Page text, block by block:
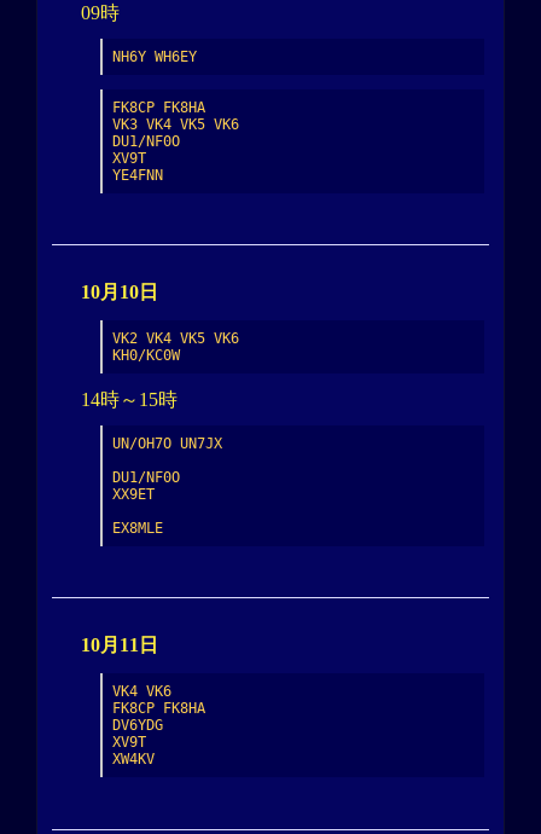
09時
NH6Y WH6EY
FK8CP FK8HA
VK3 VK4 VK5 VK6
DU1/NF0O
XV9T
YE4FNN
10月10日
VK2 VK4 VK5 VK6
KH0/KC0W
14時～15時
UN/OH7O UN7JX
DU1/NF0O
XX9ET
EX8MLE
10月11日
VK4 VK6
FK8CP FK8HA
DV6YDG
XV9T
XW4KV